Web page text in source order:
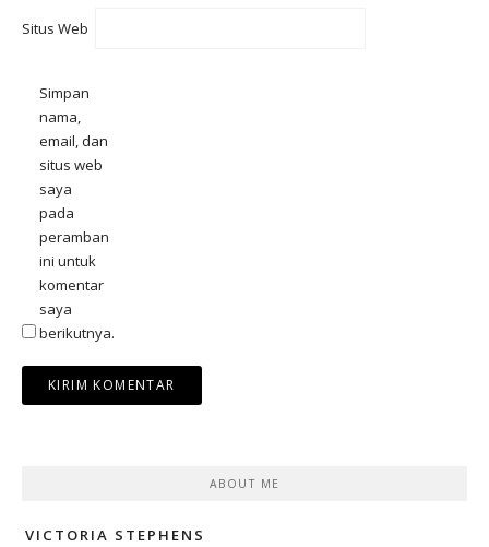
Situs Web
Simpan
nama,
email, dan
situs web
saya
pada
peramban
ini untuk
komentar
saya
berikutnya.
ABOUT ME
VICTORIA STEPHENS